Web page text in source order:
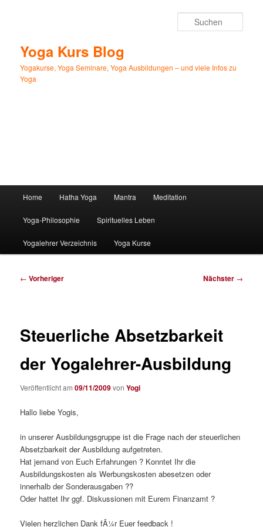
Yoga Kurs Blog
Yogakurse, Yoga Seminare, Yoga Ausbildungen – und viele Infos zu
Yoga
Home Hatha Yoga Mantra Meditation
Yoga-Philosophie Spirituelles Leben
Yogalehrer Verzeichnis Yoga Kurse
Beitragsnavigation
← Vorheriger Nächster →
Steuerliche Absetzbarkeit
der Yogalehrer-Ausbildung
Veröffentlicht am09/11/2009vonYogi
Hallo liebe Yogis,
in unserer Ausbildungsgruppe ist die Frage nach der steuerlichen
Absetzbarkeit der Ausbildung aufgetreten.
Hat jemand von Euch Erfahrungen ? Konntet Ihr die
Ausbildungskosten als Werbungskosten abesetzen oder
innerhalb der Sonderausgaben ??
Oder hattet Ihr ggf. Diskussionen mit Eurem Finanzamt ?
Vielen herzlichen Dank fÃ¼r Euer feedback !